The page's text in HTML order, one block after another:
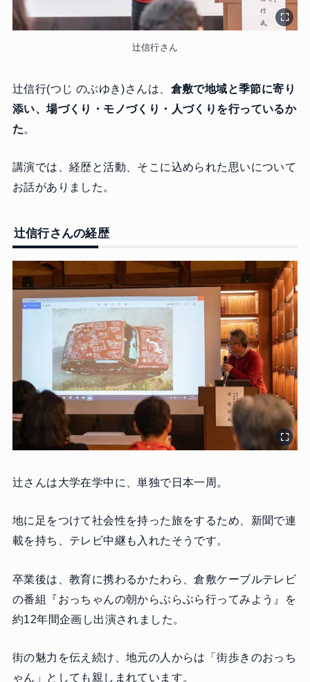
辻信行さん
辻信行(つじ のぶゆき)さんは、 倉敷で地域と季節に寄り
添い、場づくり・モノづくり・人づくりを行っているか
た。
講演では、経歴と活動、そこに込められた思いについて
お話がありました。
辻信行さんの経歴
辻さんは大学在学中に、単独で日本一周。
地に足をつけて社会性を持った旅をするため、新聞で連
載を持ち、テレビ中継も入れたそうです。
卒業後は、教育に携わるかたわら、倉敷ケーブルテレビ
の番組『おっちゃんの朝からぶらぶら行ってみよう』を
約12年間企画し出演されました。
街の魅力を伝え続け、地元の人からは「街歩きのおっち
ゃん」としても親しまれています。